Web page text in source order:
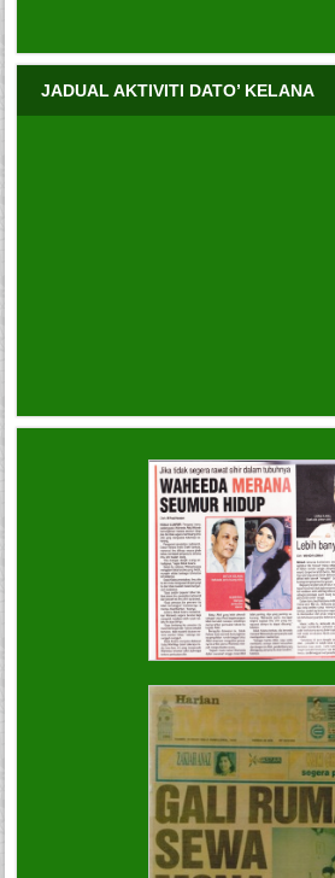
JADUAL AKTIVITI DATO’ KELANA